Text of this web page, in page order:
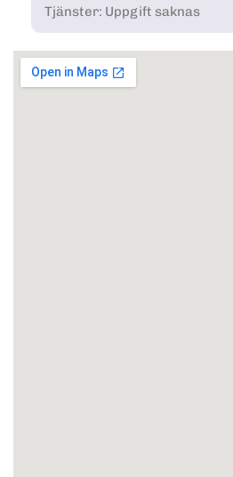
Tjänster: Uppgift saknas